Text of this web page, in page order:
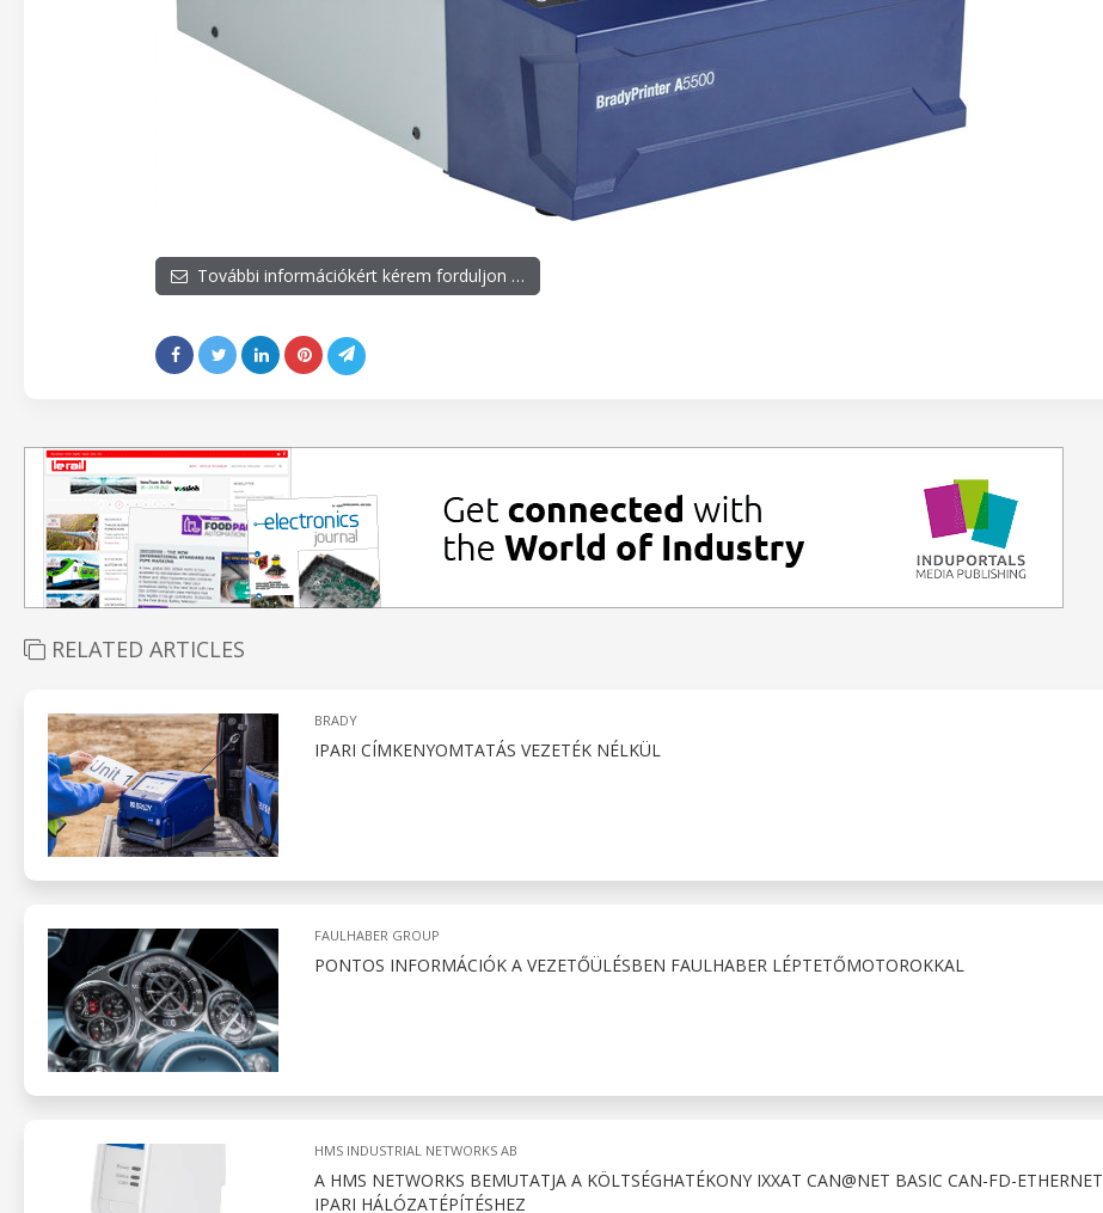
További információkért kérem forduljon …
RELATED ARTICLES
BRADY
IPARI CÍMKENYOMTATÁS VEZETÉK NÉLKÜL
FAULHABER GROUP
PONTOS INFORMÁCIÓK A VEZETŐÜLÉSBEN FAULHABER LÉPTETŐMOTOROKKAL
HMS INDUSTRIAL NETWORKS AB
A HMS NETWORKS BEMUTATJA A KÖLTSÉGHATÉKONY IXXAT CAN@NET BASIC CAN-FD-
IPARI HÁLÓZATÉPÍTÉSHEZ